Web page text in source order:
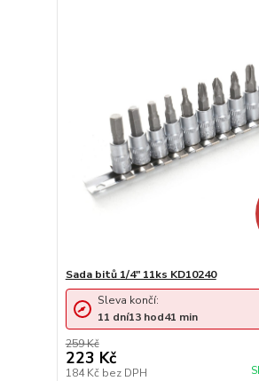
Sada bitů 1/4" 11ks KD10240
259 Kč
223 Kč
184 Kč bez DPH
Sleva končí:
11 dní13 hod41 min